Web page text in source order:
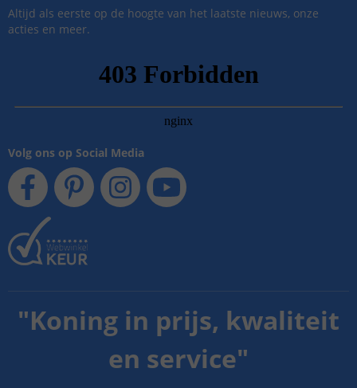
Altijd als eerste op de hoogte van het laatste nieuws, onze
acties en meer.
Volg ons op Social Media
"Koning in prijs, kwaliteit
en service"